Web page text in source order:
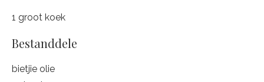
1 groot koek
Bestanddele
bietjie olie